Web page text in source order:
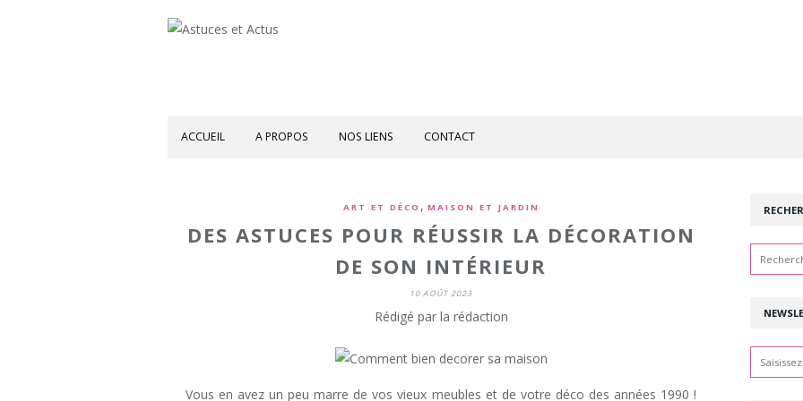
ACCUEIL A PROPOS NOS LIENS CONTACT
ART ET DÉCO , MAISON ET JARDIN
DES ASTUCES POUR RÉUSSIR LA DÉCORATION
DE SON INTÉRIEUR
10 AOÛT 2023
Rédigé par la rédaction
Vous en avez un peu marre de vos vieux meubles et de votre déco des années 1990 !